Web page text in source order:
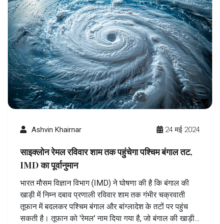
Ashvin Khairnar 24 मई 2024
साइक्लोन रेमल रविवार शाम तक पहुंचेगा पश्चिम बंगाल तट,
IMD का पूर्वानुमान
भारत मौसम विज्ञान विभाग (IMD) ने घोषणा की है कि बंगाल की
खाड़ी में निम्न दबाव प्रणाली रविवार शाम तक गंभीर चक्रवाती
तूफान में बदलकर पश्चिम बंगाल और बांग्लादेश के तटों पर पहुंच
सकती है। तूफान को 'रेमल' नाम दिया गया है, जो बंगाल की खाड़ी